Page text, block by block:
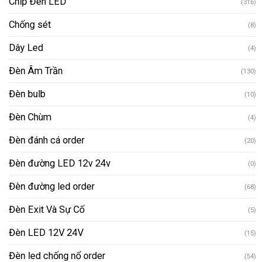
(316)
Chống sét (8)
Dây Led (4)
Đèn Âm Trần (130)
Đèn bulb (10)
Đèn Chùm (4)
Đèn đánh cá order (20)
Đèn đường LED 12v 24v (0)
Đèn đường led order (68)
Đèn Exit Và Sự Cố (5)
Đèn LED 12V 24V (15)
Đèn led chống nổ order (54)